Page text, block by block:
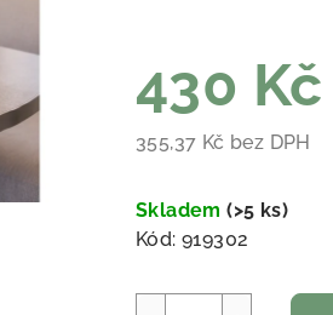
430 Kč
355,37 Kč bez DPH
Skladem(>5 ks)
Kód: 919302